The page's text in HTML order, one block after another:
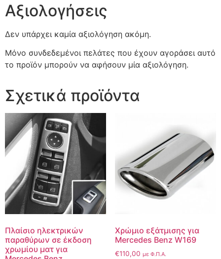
Αξιολογήσεις
Δεν υπάρχει καμία αξιολόγηση ακόμη.
Μόνο συνδεδεμένοι πελάτες που έχουν αγοράσει αυτό
το προϊόν μπορούν να αφήσουν μία αξιολόγηση.
Σχετικά προϊόντα
Πλαίσιο ηλεκτρικών
παραθύρων σε έκδοση
χρωμίου ματ για
Χρώμιο εξάτμισης για
Mercedes Benz W169
€110,00 με Φ.Π.Α.